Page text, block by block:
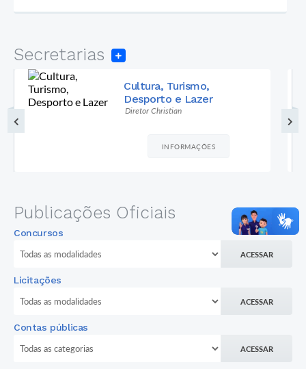
Secretarias
Cultura, Turismo,
Desporto e Lazer
Diretor Christian
INFORMAÇÕES
Publicações Oficiais
Concursos
ACESSAR
Licitações
ACESSAR
Contas públicas
ACESSAR